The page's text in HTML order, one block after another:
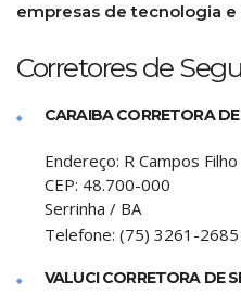
empresas de tecnologia
Corretores de
CARAIBA CORRETORA
Endereço: R Campos
CEP: 48.700-000
Serrinha / BA
Telefone: (75) 3261-2685
VALUCI CORRETORA DE